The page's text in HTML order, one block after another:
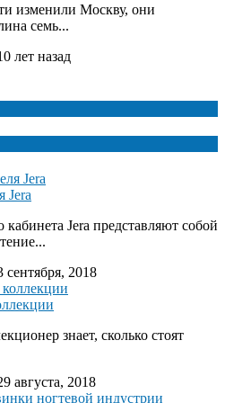
изменили Москву, они
семь...
лет назад
Jera
Jera представляют собой
2018
знает, сколько стоят
августа, 2018
ногтевой индустрии